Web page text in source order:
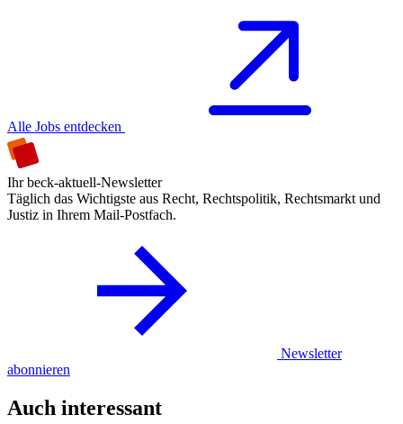
Alle Jobs entdecken
Ihr beck-aktuell-Newsletter
Täglich das Wichtigste aus Recht, Rechtspolitik, Rechtsmarkt und
Justiz in Ihrem Mail-Postfach.
Newsletter
abonnieren
Auch interessant